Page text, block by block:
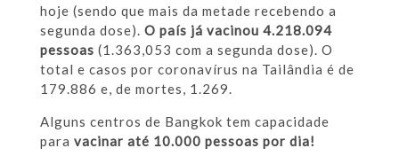
hoje (sendo que mais da metade recebendo a
segunda dose). O país já vacinou 4.218.094
pessoas (1.363,053 com a segunda dose). O
total e casos por coronavírus na Tailândia é de
179.886 e, de mortes, 1.269.
Alguns centros de Bangkok tem capacidade
para vacinar até 10.000 pessoas por dia!